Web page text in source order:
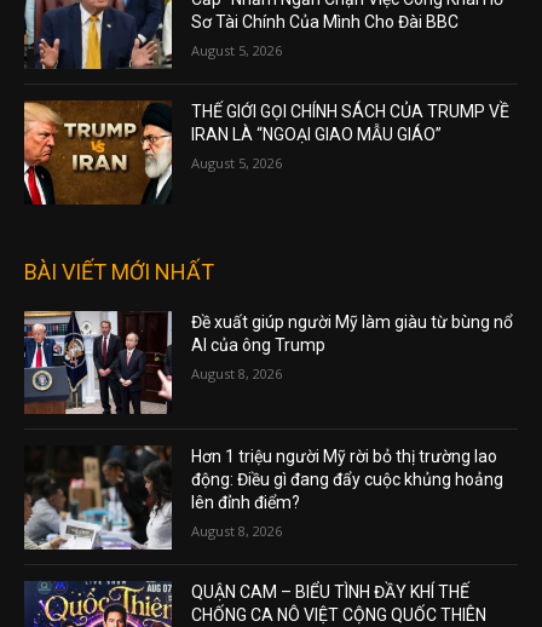
Sơ Tài Chính Của Mình Cho Đài BBC
August 5, 2026
THẾ GIỚI GỌI CHÍNH SÁCH CỦA TRUMP VỀ
IRAN LÀ “NGOẠI GIAO MẪU GIÁO”
August 5, 2026
BÀI VIẾT MỚI NHẤT
Đề xuất giúp người Mỹ làm giàu từ bùng nổ
AI của ông Trump
August 8, 2026
Hơn 1 triệu người Mỹ rời bỏ thị trường lao
động: Điều gì đang đẩy cuộc khủng hoảng
lên đỉnh điểm?
August 8, 2026
QUẬN CAM – BIỂU TÌNH ĐẦY KHÍ THẾ
CHỐNG CA NÔ VIỆT CỘNG QUỐC THIÊN